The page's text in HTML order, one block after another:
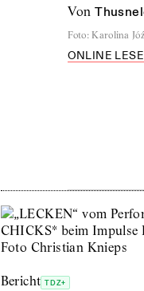
von
Foto: Karolina
ONLINE
Bericht TDZ+